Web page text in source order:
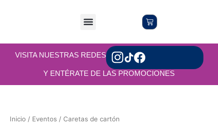
Menu Cart
VISITA NUESTRAS REDES
Y ENTÉRATE DE LAS PROMOCIONES
Inicio / Eventos / Caretas de cartón